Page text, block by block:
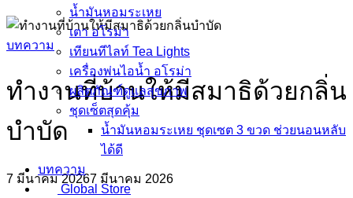
น้ำมันหอมระเหย
เตา อโรม่า
เทียนทีไลท์ Tea Lights
เครื่องพ่นไอน้ำ อโรม่า
ผลิตภัณฑ์ดูแลสุขภาพ
ชุดเซ็ตสุดคุ้ม
น้ำมันหอมระเหย ชุดเซต 3 ขวด ช่วยนอนหลับ
ได้ดี
บทความ
Global Store
บทความ
ทำงานที่บ้านให้มีสมาธิด้วยกลิ่น
บำบัด
7 มีนาคม 20267 มีนาคม 2026